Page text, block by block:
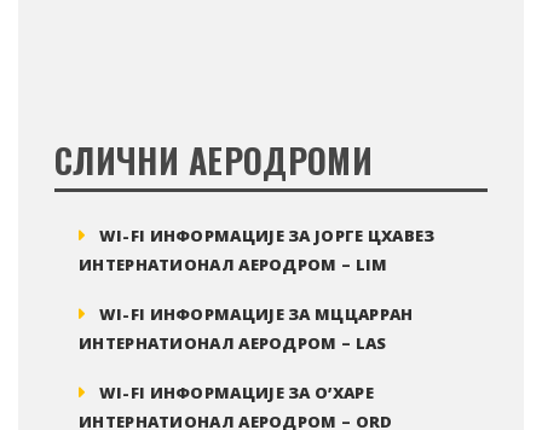
СЛИЧНИ АЕРОДРОМИ
WI-FI ИНФОРМАЦИЈЕ ЗА ЈОРГЕ ЦХАВЕЗ
ИНТЕРНАТИОНАЛ АЕРОДРОМ – LIM
WI-FI ИНФОРМАЦИЈЕ ЗА МЦЦАРРАН
ИНТЕРНАТИОНАЛ АЕРОДРОМ – LAS
WI-FI ИНФОРМАЦИЈЕ ЗА О’ХАРЕ
ИНТЕРНАТИОНАЛ АЕРОДРОМ – ORD